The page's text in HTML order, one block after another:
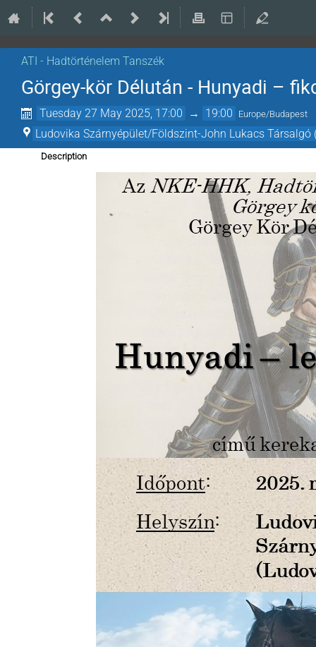
ATI - Hadtörténelem Tanszék
Görgey-kör Délután - Hunyadi –
Tuesday 27 May 2025, 17:00 → 19:00 Europe/Budapest
Ludovika Szárnyépület/Földszint-John Lukacs Társalgó
Description